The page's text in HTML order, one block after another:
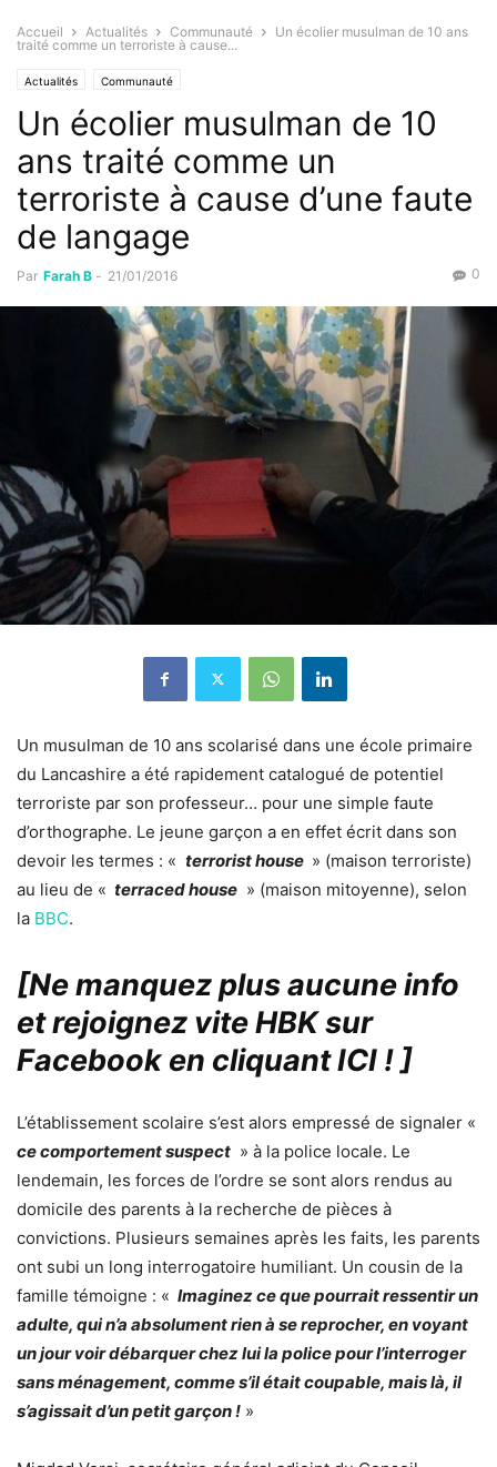
Accueil Actualités Communauté
Un écolier musulman de 10 ans
traité comme un terroriste à cause...
Actualités Communauté
Un écolier musulman de 10
ans traité comme un
terroriste à cause d’une faute
de langage
Par Farah B - 21/01/2016 0
Un musulman de 10 ans scolarisé dans une école primaire
du Lancashire a été rapidement catalogué de potentiel
terroriste par son professeur… pour une simple faute
d’orthographe. Le jeune garçon a en effet écrit dans son
devoir les termes : « terrorist house » (maison terroriste)
au lieu de « terraced house » (maison mitoyenne), selon
la BBC.
[Ne manquez plus aucune info
et rejoignez vite HBK sur
Facebook en cliquant ICI ! ]
L’établissement scolaire s’est alors empressé de signaler «
ce comportement suspect » à la police locale. Le
lendemain, les forces de l’ordre se sont alors rendus au
domicile des parents à la recherche de pièces à
convictions. Plusieurs semaines après les faits, les parents
ont subi un long interrogatoire humiliant. Un cousin de la
famille témoigne : « Imaginez ce que pourrait ressentir un
adulte, qui n’a absolument rien à se reprocher, en voyant
un jour voir débarquer chez lui la police pour l’interroger
sans ménagement, comme s’il était coupable, mais là, il
s’agissait d’un petit garçon ! »